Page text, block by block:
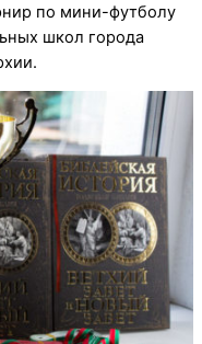
по мини-футболу
школ города